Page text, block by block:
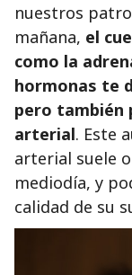
nuestros
mañana, el
como la
hormonas te
pero también
arterial. Este
arterial suele
mediodía, y
calidad de su